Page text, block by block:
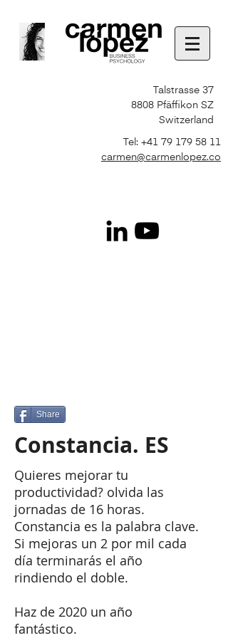
Talstrasse 37
8808 Pfäffikon SZ
Switzerland
Tel: +41 79 179 58 11
carmen@carmenlopez.co
Share
Constancia. ES
Quieres mejorar tu
productividad? olvida las
jornadas de 16 horas.
Constancia es la palabra clave.
Si mejoras un 2 por mil cada
día terminarás el año
rindiendo el doble.
Haz de 2020 un año
fantástico.